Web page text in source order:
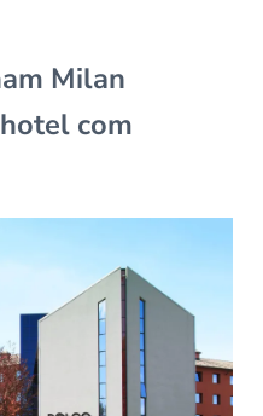
Milan
com